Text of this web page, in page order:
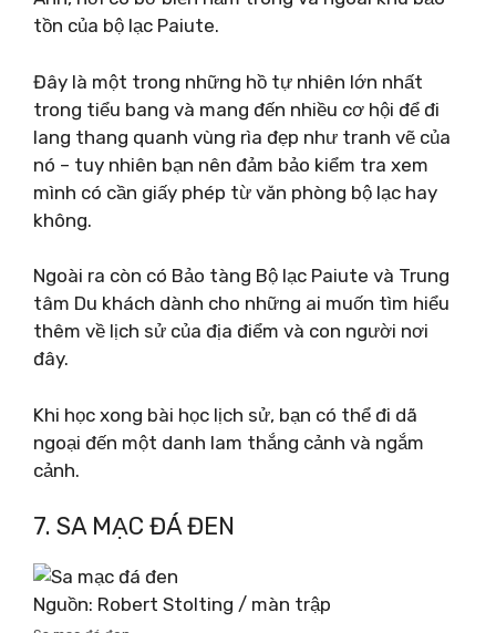
tồn của bộ lạc Paiute.
Đây là một trong những hồ tự nhiên lớn nhất
trong tiểu bang và mang đến nhiều cơ hội để đi
lang thang quanh vùng rìa đẹp như tranh vẽ của
nó – tuy nhiên bạn nên đảm bảo kiểm tra xem
mình có cần giấy phép từ văn phòng bộ lạc hay
không.
Ngoài ra còn có Bảo tàng Bộ lạc Paiute và Trung
tâm Du khách dành cho những ai muốn tìm hiểu
thêm về lịch sử của địa điểm và con người nơi
đây.
Khi học xong bài học lịch sử, bạn có thể đi dã
ngoại đến một danh lam thắng cảnh và ngắm
cảnh.
7. SA MẠC ĐÁ ĐEN
Nguồn: Robert Stolting / màn trập